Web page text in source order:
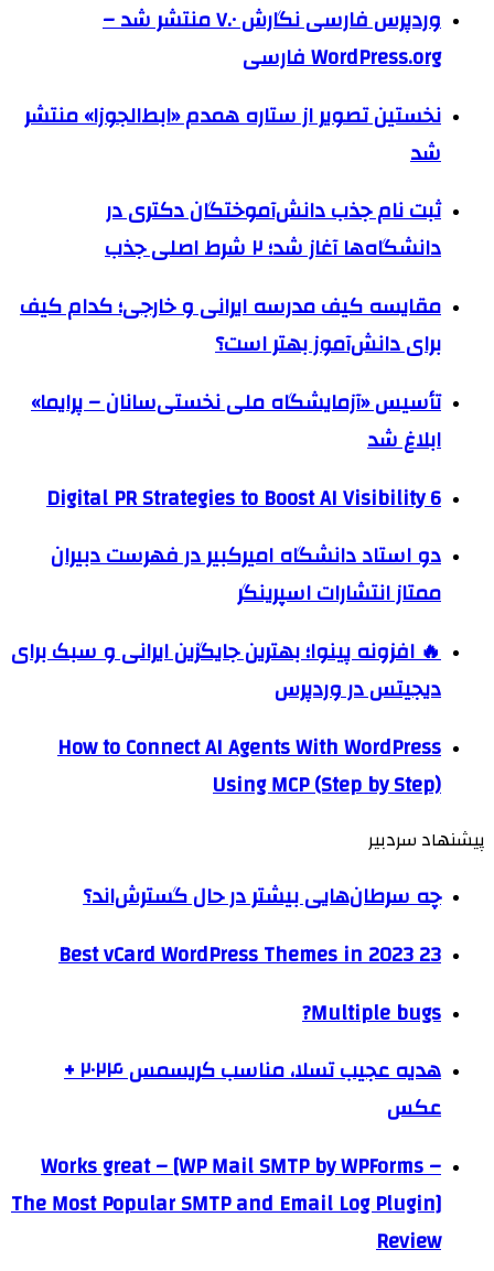
وردپرس فارسی نگارش ۷.۰ منتشر شد –
WordPress.org فارسی
نخستین تصویر از ستاره همدم «ابط‌الجوزا» منتشر
شد
ثبت نام جذب دانش‌آموختگان دکتری در
دانشگاه‌ها آغاز شد؛ ۲ شرط اصلی جذب
مقایسه کیف مدرسه ایرانی و خارجی؛ کدام کیف
برای دانش‌آموز بهتر است؟
تأسیس «آزمایشگاه ملی نخستی‌سانان – پرایما»
ابلاغ شد
6 Digital PR Strategies to Boost AI Visibility
دو استاد دانشگاه امیرکبیر در فهرست دبیران
ممتاز انتشارات اسپرینگر
🔥 افزونه پینوا؛ بهترین جایگزین ایرانی و سبک برای
دیجیتس در وردپرس
How to Connect AI Agents With WordPress
Using MCP (Step by Step)
پیشنهاد سردبیر
چه سرطان‌هایی بیشتر در حال گسترش‌اند؟
23 Best vCard WordPress Themes in 2023
Multiple bugs?
هدیه عجیب تسلا، مناسب کریسمس ۲۰۲۴ +
عکس
Works great – [WP Mail SMTP by WPForms –
The Most Popular SMTP and Email Log Plugin]
Review